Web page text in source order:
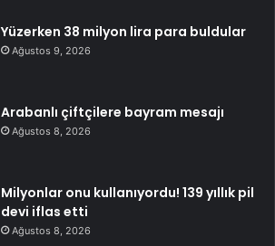
Yüzerken 38 milyon lira para buldular
Ağustos 9, 2026
Arabanlı çiftçilere bayram mesajı
Ağustos 8, 2026
Milyonlar onu kullanıyordu! 139 yıllık pil
devi iflas etti
Ağustos 8, 2026